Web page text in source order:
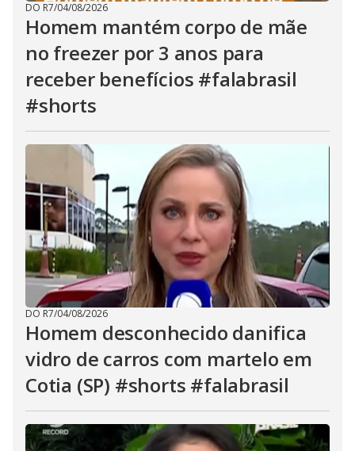
DO R7/04/08/2026
Homem mantém corpo de mãe
no freezer por 3 anos para
receber benefícios #falabrasil
#shorts
DO R7/04/08/2026
Homem desconhecido danifica
vidro de carros com martelo em
Cotia (SP) #shorts #falabrasil